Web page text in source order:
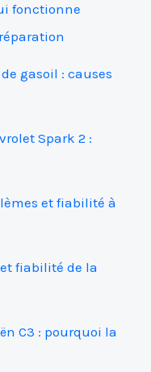
fonctionne
gasoil : causes
Spark 2 :
et fiabilité à
fiabilité de la
C3 : pourquoi la